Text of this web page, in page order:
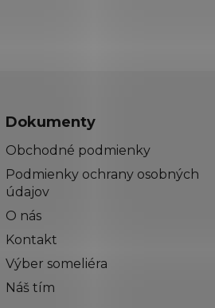
Dokumenty
Obchodné podmienky
Podmienky ochrany osobných
údajov
O nás
Kontakt
Výber someliéra
Náš tím